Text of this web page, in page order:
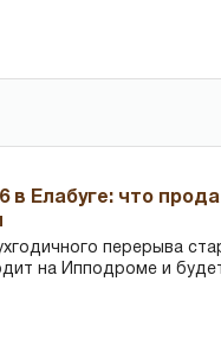
в Елабуге: что
перерыва
на Ипподроме и